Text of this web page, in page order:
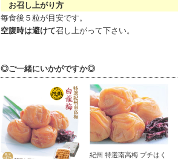
お召し上がり方
毎食後５粒が目安です。
空腹時は避けて召し上がって下さい。
◎ご一緒にいかがですか◎
紀州 特選南高梅 プチはく